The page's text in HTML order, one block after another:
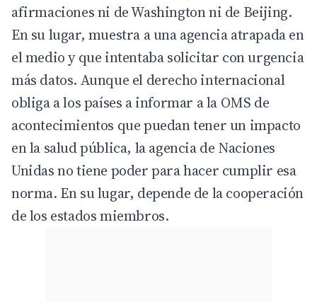
afirmaciones ni de Washington ni de Beijing.
En su lugar, muestra a una agencia atrapada en
el medio y que intentaba solicitar con urgencia
más datos. Aunque el derecho internacional
obliga a los países a informar a la OMS de
acontecimientos que puedan tener un impacto
en la salud pública, la agencia de Naciones
Unidas no tiene poder para hacer cumplir esa
norma. En su lugar, depende de la cooperación
de los estados miembros.